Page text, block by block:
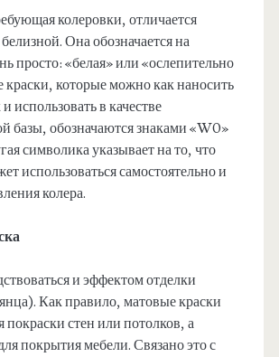
колеровки, отличается
Она обозначается на
просто: «белая» или «ослепительно
краски, которые можно как наносить
использовать в качестве
базы, обозначаются знаками «W0»
символика указывает на то, что
использоваться самостоятельно и
колера.
и эффектом отделки
Как правило, матовые краски
покраски стен или потолков, а
покрытия мебели. Связано это с